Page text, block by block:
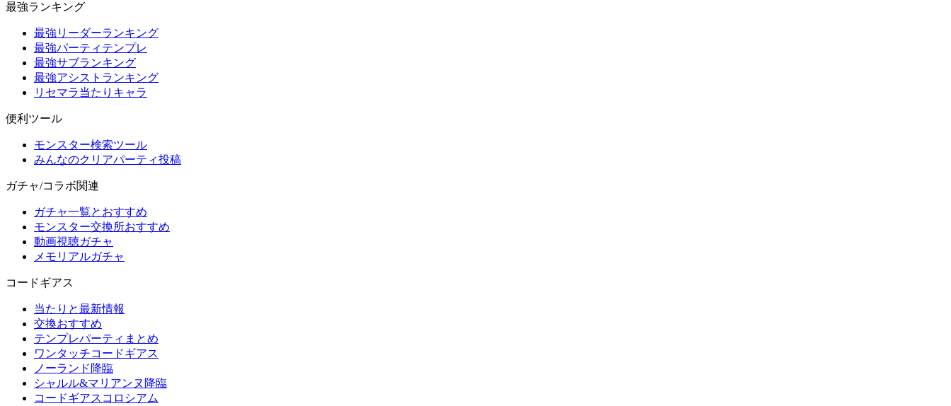
最強ランキング
最強リーダーランキング
最強パーティテンプレ
最強サブランキング
最強アシストランキング
リセマラ当たりキャラ
便利ツール
モンスター検索ツール
みんなのクリアパーティ投稿
ガチャ/コラボ関連
ガチャ一覧とおすすめ
モンスター交換所おすすめ
動画視聴ガチャ
メモリアルガチャ
コードギアス
当たりと最新情報
交換おすすめ
テンプレパーティまとめ
ワンタッチコードギアス
ノーランド降臨
シャルル&マリアンヌ降臨
コードギアスコロシアム